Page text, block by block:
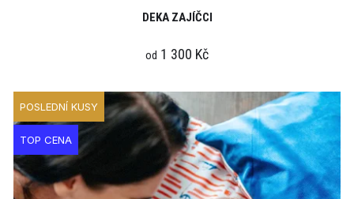
DEKA ZAJÍČCI
od 1 300 Kč
POSLEDNÍ KUSY
TOP CENA